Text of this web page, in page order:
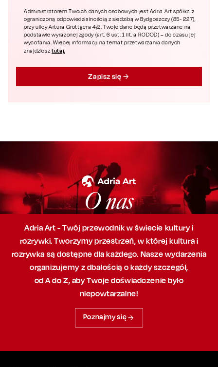
Administratorem Twoich danych osobowych jest Adria Art spółka z
ograniczoną odpowiedzialnością z siedzibą w Bydgoszczy (85- 227),
przy ulicy Artura Grottgera 4/2. Twoje dane będą przetwarzane na
podstawie wyrażonej zgody (art. 6 ust. 1 lit. a RODOD) – do czasu jej
wycofania. Więcej informacji na temat przetwarzania danych
znajdziesztutaj.
Zapisz się
O nas
Adria Art - Twój przewodnik w świecie kultury i
rozrywki. Tworzymy przestrzeń,w której kultura i
rozrywka są dostępne dla każdego. Nasze wydarzenia
organizujemy z dbałością o każdy szczegół,
od A do Z, abyTwoje doświadczenie było
niepowtarzalne!
Poznajmy się